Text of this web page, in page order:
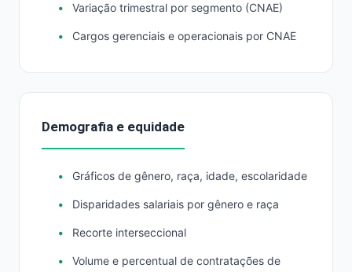
Variação trimestral por segmento (CNAE)
Cargos gerenciais e operacionais por CNAE
Demografia e equidade
Gráficos de gênero, raça, idade, escolaridade
Disparidades salariais por gênero e raça
Recorte interseccional
Volume e percentual de contratações de